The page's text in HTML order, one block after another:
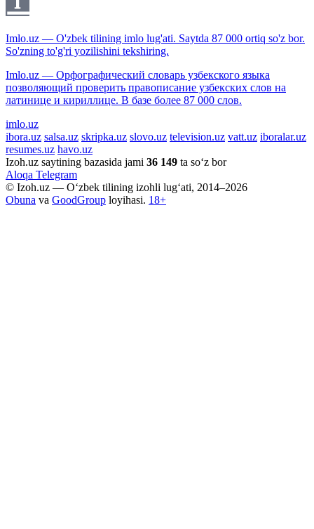
Imlo.uz — O'zbek tilining imlo lug'ati. Saytda 87 000 ortiq so'z bor.
So'zning to'g'ri yozilishini tekshiring.
Imlo.uz — Орфографический словарь узбекского языка
позволяющий проверить правописание узбекских слов на
латинице и кириллице. В базе более 87 000 слов.
imlo.uz
ibora.uz salsa.uz skripka.uz slovo.uz television.uz vatt.uz iboralar.uz
resumes.uz havo.uz
Izoh.uz saytining bazasida jami 36 149 ta so‘z bor
Aloqa Telegram
© Izoh.uz — O‘zbek tilining izohli lug‘ati, 2014–2026
Obuna va GoodGroup loyihasi. 18+